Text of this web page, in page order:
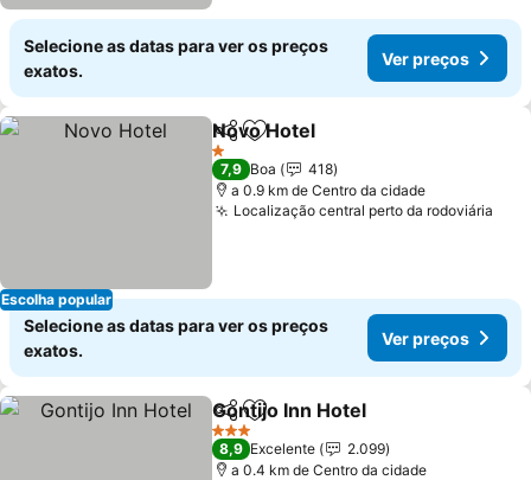
Selecione as datas para ver os preços
exatos.
Ver preços
Escolha popular
PartilharAdicionar aos favoritos
Novo Hotel
1 Estrelas
7,9 Boa
418
a 0.9 km de Centro da cidade
Localização central perto da rodoviária
Selecione as datas para ver os preços
exatos.
Ver preços
PartilharAdicionar aos favoritos
Gontijo Inn Hotel
3 Estrelas
8,9 Excelente
2.099
a 0.4 km de Centro da cidade